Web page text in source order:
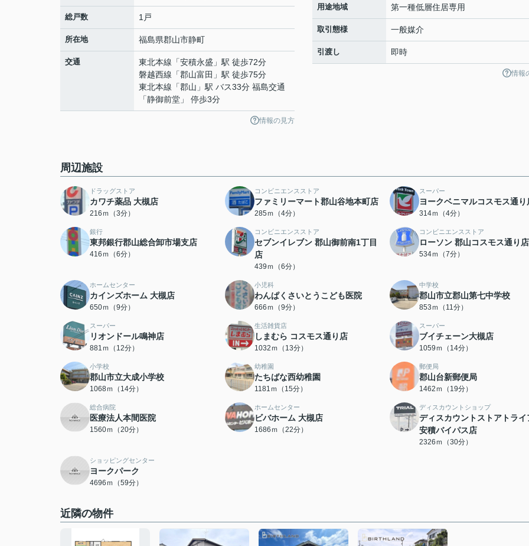
総戸数 1戸
所在地 福島県郡山市静町
交通 東北本線 「安積永盛 」駅 徒歩72分
磐越西線 「郡山富田 」駅 徒歩75分
東北本線 「郡山 」駅 バス33分 福島交通
「静御前堂」 停歩3分
情報の見方
用途地域 第一種低層住居専用
取引態様 一般媒介
引渡し 即時
情報
周辺施設
ドラッグストア
カワチ薬品 大槻店
216ｍ（3分）
コンビニエンスストア
ファミリーマート郡山谷地本町店
285ｍ（4分）
スーパー
ヨークベニマルコスモス通り
314ｍ（4分）
銀行
東邦銀行郡山総合卸市場支店
416ｍ（6分）
コンビニエンスストア
セブンイレブン 郡山御前南1丁目
店
439ｍ（6分）
コンビニエンスストア
ローソン 郡山コスモス通り店
534ｍ（7分）
ホームセンター
カインズホーム 大槻店
650ｍ（9分）
小児科
わんぱくさいとうこども医院
666ｍ（9分）
中学校
郡山市立郡山第七中学校
853ｍ（11分）
スーパー
リオンドール鳴神店
881ｍ（12分）
生活雑貨店
しまむら コスモス通り店
1032ｍ（13分）
スーパー
ブイチェーン大槻店
1059ｍ（14分）
小学校
郡山市立大成小学校
1068ｍ（14分）
幼稚園
たちばな西幼稚園
1181ｍ（15分）
郵便局
郡山台新郵便局
1462ｍ（19分）
総合病院
医療法人本間医院
1560ｍ（20分）
ホームセンター
ビバホーム 大槻店
1686ｍ（22分）
ディスカウントショップ
ディスカウントストアトライ
安積バイパス店
2326ｍ（30分）
ショッピングセンター
ヨークパーク
4696ｍ（59分）
近隣の物件